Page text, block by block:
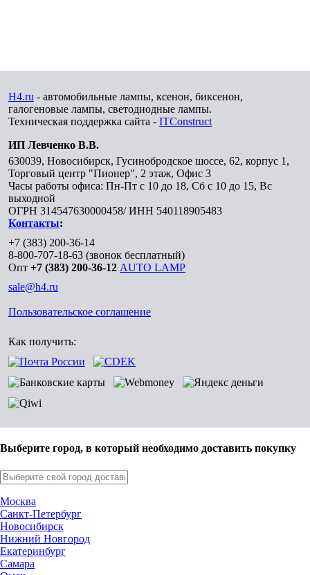
H4.ru - автомобильные лампы, ксенон, биксенон,
галогеновые лампы, светодиодные лампы.
Техническая поддержка сайта - ITConstruct
ИП Левченко В.В.
630039, Новосибирск, Гусинобродское шоссе, 62, корпус 1,
Торговый центр "Пионер", 2 этаж, Офис 3
Часы работы офиса: Пн-Пт с 10 до 18, Сб с 10 до 15, Вс
выходной
ОГРН 314547630000458/ ИНН 540118905483
Контакты:
+7 (383) 200-36-14
8-800-707-18-63 (звонок бесплатный)
Опт +7 (383) 200-36-12 AUTO LAMP
sale@h4.ru
Пользовательское соглашение
Как получить:
Выберите город, в который необходимо доставить покупку
Москва
Санкт-Петербург
Новосибирск
Нижний Новгород
Екатеринбург
Самара